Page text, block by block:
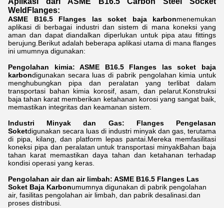
Weld Flanges:
ASME B16.5 Flanges las soket baja karbonmenemukan
aplikasi di berbagai industri dan sistem di mana koneksi yang
aman dan dapat diandalkan diperlukan untuk pipa atau fittings
berujung.Berikut adalah beberapa aplikasi utama di mana flanges
ini umumnya digunakan:
Pengolahan kimia: ASME B16.5 Flanges las soket baja
karbondigunakan secara luas di pabrik pengolahan kimia untuk
menghubungkan pipa dan peralatan yang terlibat dalam
transportasi bahan kimia korosif, asam, dan pelarut.Konstruksi
baja tahan karat memberikan ketahanan korosi yang sangat baik,
memastikan integritas dan keamanan sistem.
Industri Minyak dan Gas: Flanges Pengelasan
Soketdigunakan secara luas di industri minyak dan gas, terutama
di pipa, kilang, dan platform lepas pantai.Mereka memfasilitasi
koneksi pipa dan peralatan untuk transportasi minyakBahan baja
tahan karat memastikan daya tahan dan ketahanan terhadap
kondisi operasi yang keras.
Pengolahan air dan air limbah: ASME B16.5 Flanges Las
Soket Baja Karbonumumnya digunakan di pabrik pengolahan
air, fasilitas pengolahan air limbah, dan pabrik desalinasi.dan
proses distribusi.